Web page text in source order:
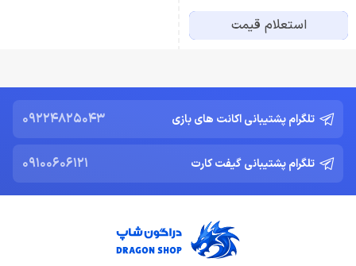
استعلام قیمت
تلگرام پشتیبانی اکانت های بازی 09224825043
تلگرام پشتیبانی گیفت کارت 09100606121